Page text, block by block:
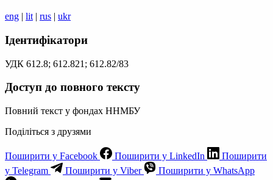
eng | lit | rus | ukr
Ідентифікатори
УДК 612.8; 612.821; 612.82/83
Доступ до повного тексту
Повний текст у фондах ННМБУ
Поділіться з друзями
Поширити у Facebook Поширити у LinkedIn
Поширити
у Telegram
Поширити у Viber Поширити у WhatsApp